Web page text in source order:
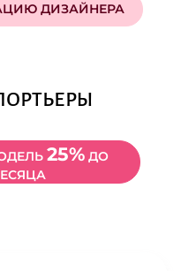
ДИЗАЙНЕРА
25%ДО